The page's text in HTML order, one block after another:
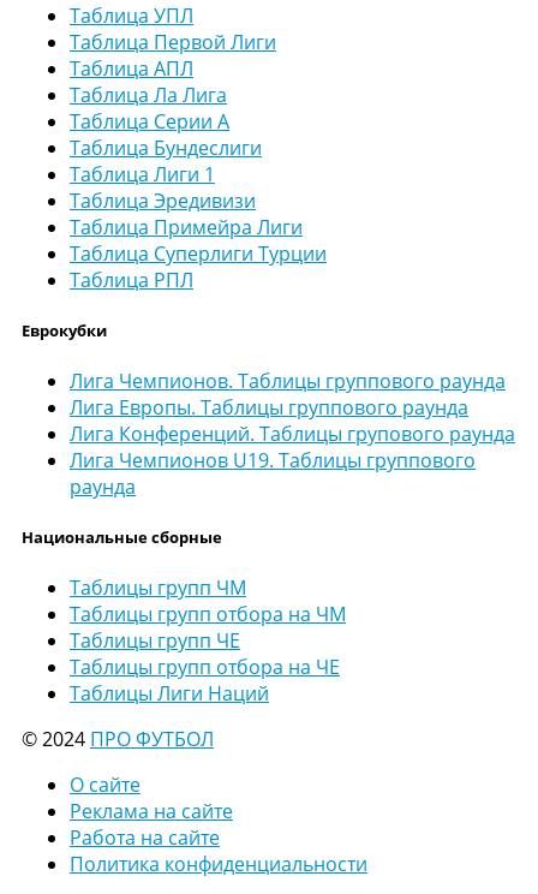
Таблица УПЛ
Таблица Первой Лиги
Таблица АПЛ
Таблица Ла Лига
Таблица Серии А
Таблица Бундеслиги
Таблица Лиги 1
Таблица Эредивизи
Таблица Примейра Лиги
Таблица Суперлиги Турции
Таблица РПЛ
Еврокубки
Лига Чемпионов. Таблицы группового раунда
Лига Европы. Таблицы группового раунда
Лига Конференций. Таблицы групового раунда
Лига Чемпионов U19. Таблицы группового
раунда
Национальные сборные
Таблицы групп ЧМ
Таблицы групп отбора на ЧМ
Таблицы групп ЧЕ
Таблицы групп отбора на ЧЕ
Таблицы Лиги Наций
© 2024 ПРО ФУТБОЛ
О сайте
Реклама на сайте
Работа на сайте
Политика конфиденциальности